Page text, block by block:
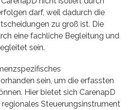
darf, weil dadurch die
zu groß ist. Die
eine fachliche Begleitung und
sein.
sein, um die erfassten
Hier bietet sich CarenapD
Steuerungsinstrument